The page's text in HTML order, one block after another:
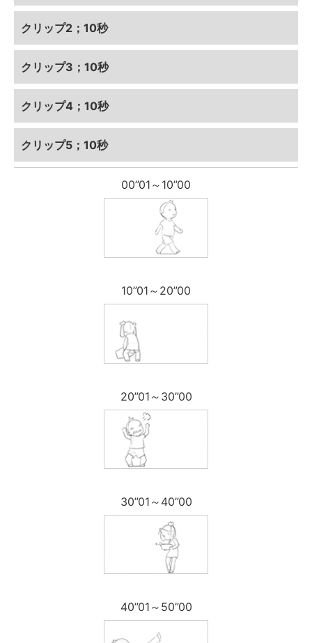
クリップ2；10秒
クリップ3；10秒
クリップ4；10秒
クリップ5；10秒
00”01～10”00
10”01～20”00
20”01～30”00
30”01～40”00
40”01～50”00